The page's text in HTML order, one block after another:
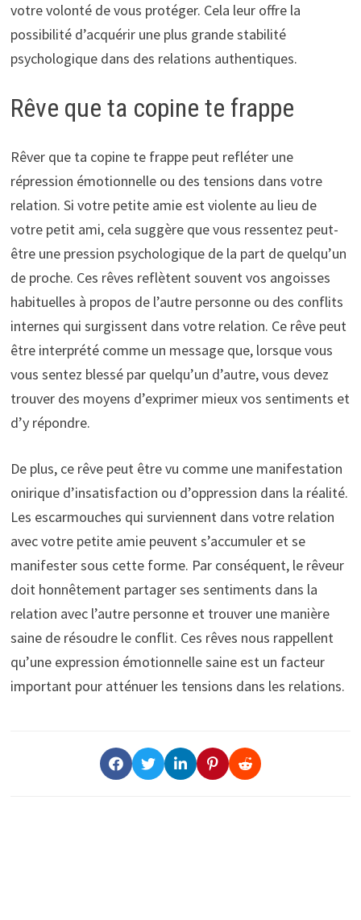
votre volonté de vous protéger. Cela leur offre la
possibilité d’acquérir une plus grande stabilité
psychologique dans des relations authentiques.
Rêve que ta copine te frappe
Rêver que ta copine te frappe peut refléter une
répression émotionnelle ou des tensions dans votre
relation. Si votre petite amie est violente au lieu de
votre petit ami, cela suggère que vous ressentez peut-
être une pression psychologique de la part de quelqu’un
de proche. Ces rêves reflètent souvent vos angoisses
habituelles à propos de l’autre personne ou des conflits
internes qui surgissent dans votre relation. Ce rêve peut
être interprété comme un message que, lorsque vous
vous sentez blessé par quelqu’un d’autre, vous devez
trouver des moyens d’exprimer mieux vos sentiments et
d’y répondre.
De plus, ce rêve peut être vu comme une manifestation
onirique d’insatisfaction ou d’oppression dans la réalité.
Les escarmouches qui surviennent dans votre relation
avec votre petite amie peuvent s’accumuler et se
manifester sous cette forme. Par conséquent, le rêveur
doit honnêtement partager ses sentiments dans la
relation avec l’autre personne et trouver une manière
saine de résoudre le conflit. Ces rêves nous rappellent
qu’une expression émotionnelle saine est un facteur
important pour atténuer les tensions dans les relations.